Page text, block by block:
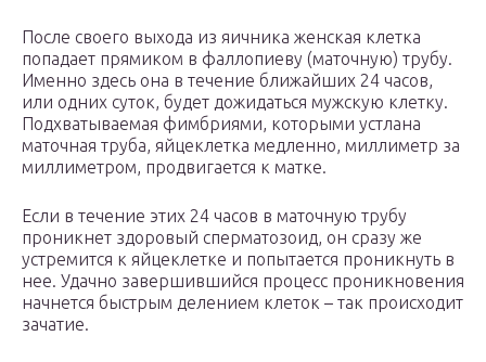
После своего выхода из яичника женская клетка
попадает прямиком в фаллопиеву (маточную) трубу.
Именно здесь она в течение ближайших 24 часов,
или одних суток, будет дожидаться мужскую клетку.
Подхватываемая фимбриями, которыми устлана
маточная труба, яйцеклетка медленно, миллиметр за
миллиметром, продвигается к матке.
Если в течение этих 24 часов в маточную трубу
проникнет здоровый сперматозоид, он сразу же
устремится к яйцеклетке и попытается проникнуть в
нее. Удачно завершившийся процесс проникновения
начнется быстрым делением клеток – так происходит
зачатие.